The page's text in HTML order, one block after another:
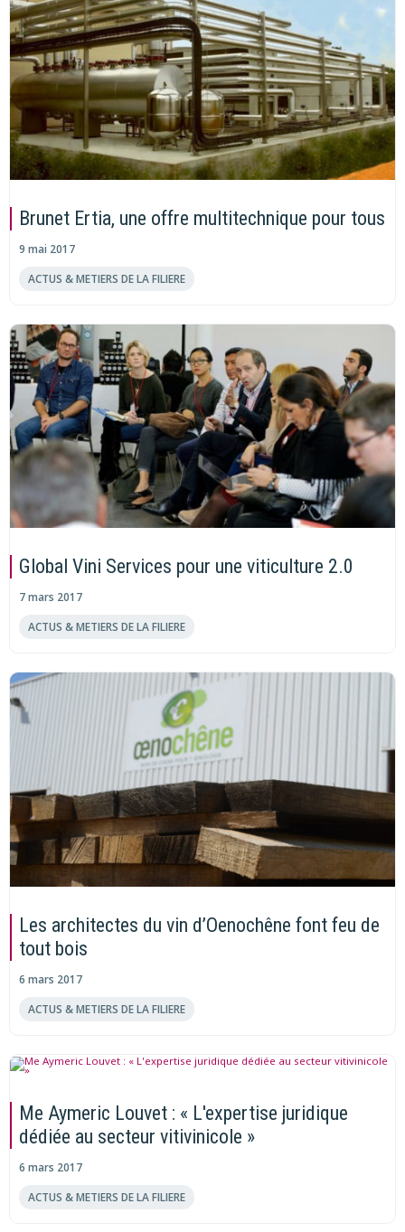
Brunet Ertia, une offre multitechnique pour tous
9 mai 2017
ACTUS & METIERS DE LA FILIERE
Global Vini Services pour une viticulture 2.0
7 mars 2017
ACTUS & METIERS DE LA FILIERE
Les architectes du vin d’Oenochêne font feu de
tout bois
6 mars 2017
ACTUS & METIERS DE LA FILIERE
Me Aymeric Louvet : « L'expertise juridique
dédiée au secteur vitivinicole »
6 mars 2017
ACTUS & METIERS DE LA FILIERE